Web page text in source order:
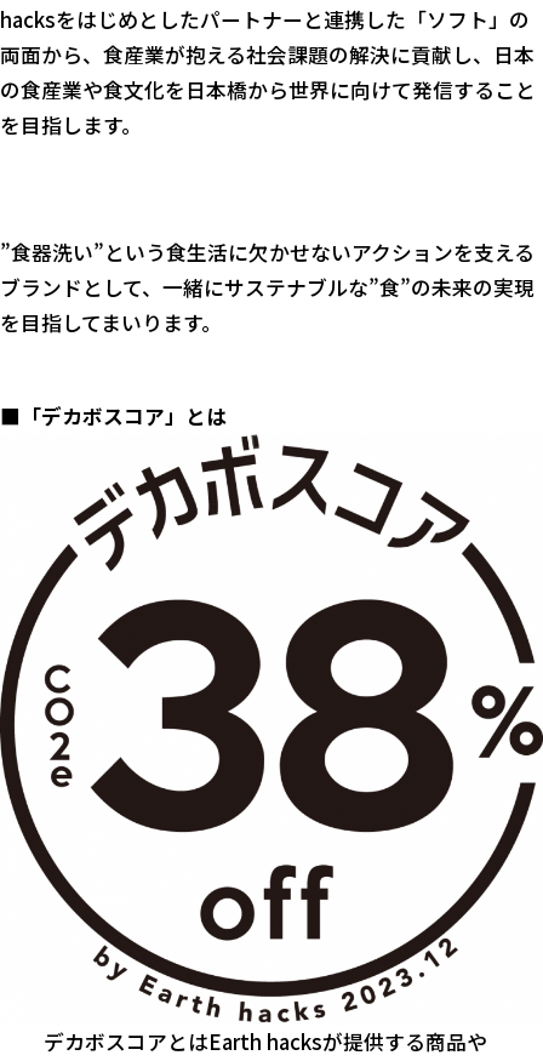
hacksをはじめとしたパートナーと連携した「ソフト」の
両面から、食産業が抱える社会課題の解決に貢献し、日本
の食産業や食文化を日本橋から世界に向けて発信すること
を目指します。
”食器洗い”という食生活に欠かせないアクションを支える
ブランドとして、一緒にサステナブルな”食”の未来の実現
を目指してまいります。
■「デカボスコア」とは
デカボスコアとはEarth hacksが提供する商品や